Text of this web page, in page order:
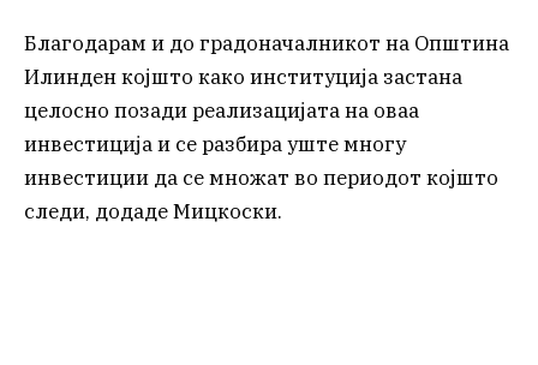
Благодарам и до градоначалникот на Општина
Илинден којшто како институција застана
целосно позади реализацијата на оваа
инвестиција и се разбира уште многу
инвестиции да се множат во периодот којшто
следи, додаде Мицкоски.